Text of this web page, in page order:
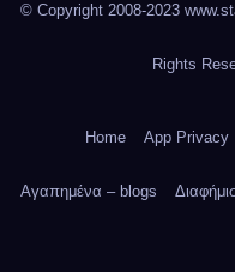
© Copyright 2008-2023
Rights
Home App Privacy
Αγαπημένα – blogs